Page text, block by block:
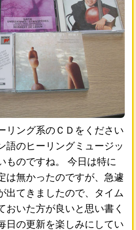
リング系のＣＤをください
語のヒーリングミュージッ
ものですね。 今日は特に
は無かったのですが、急遽
出てきましたので、タイム
おいた方が良いと思い書く
日の更新を楽しみにしてい